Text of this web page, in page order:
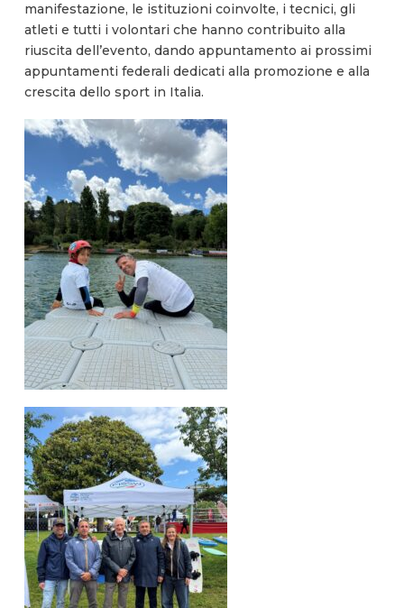
manifestazione, le istituzioni coinvolte, i tecnici, gli
atleti e tutti i volontari che hanno contribuito alla
riuscita dell’evento, dando appuntamento ai prossimi
appuntamenti federali dedicati alla promozione e alla
crescita dello sport in Italia.